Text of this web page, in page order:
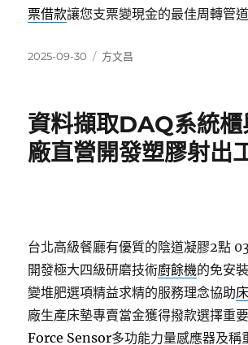
票借款讓您支票變現金的最佳周轉管道
發
2025-09-30
分
方文昌
資料擷取DAQ系統櫃
廠直營開發塑膠射出
台北高級餐廳有優質的陰道凝膠2點
開發極大四級研磨技術廚餘機的免安
變堆肥選項精益求精的服務理念協助
廠生產床墊專賣當金獲得撥款選擇重
Force Sensor多功能力量感應器及稱